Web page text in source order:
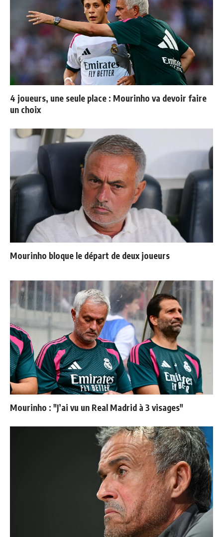
4 joueurs, une seule place : Mourinho va devoir faire
un choix
Mourinho bloque le départ de deux joueurs
Mourinho : "J’ai vu un Real Madrid à 3 visages"